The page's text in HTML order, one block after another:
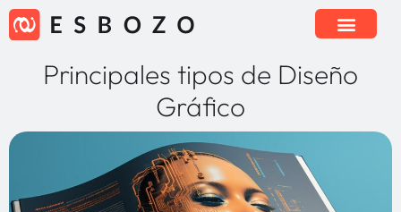
Principales tipos de Diseño
Gráfico